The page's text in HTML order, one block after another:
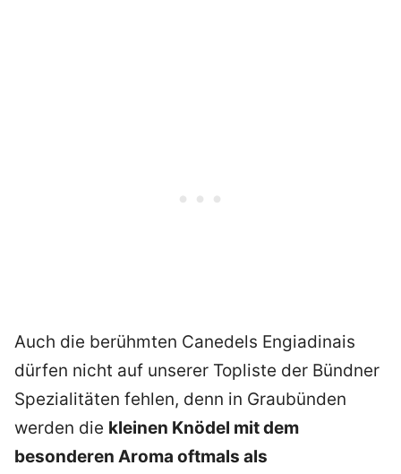
Auch die berühmten Canedels Engiadinais
dürfen nicht auf unserer Topliste der Bündner
Spezialitäten fehlen, denn in Graubünden
werden die kleinen Knödel mit dem
besonderen Aroma oftmals als